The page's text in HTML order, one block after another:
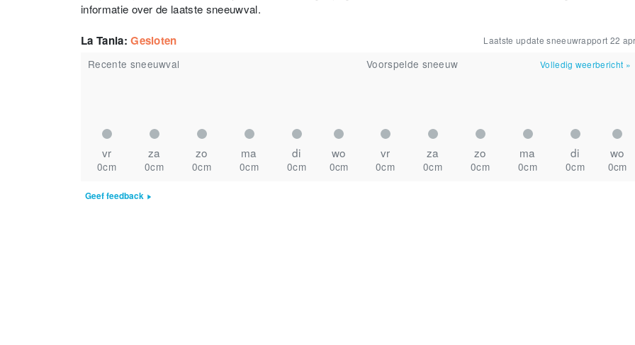
informatie over de laatste sneeuwval.
La Tania:Gesloten Laatste update sneeuwrapport 22
Recente sneeuwval
vr za zo ma di wo
0cm 0cm 0cm 0cm 0cm 0cm
Voorspelde sneeuw Volledig weerbericht »
vr za zo ma di wo
0cm 0cm 0cm 0cm 0cm 0cm
Geef feedback